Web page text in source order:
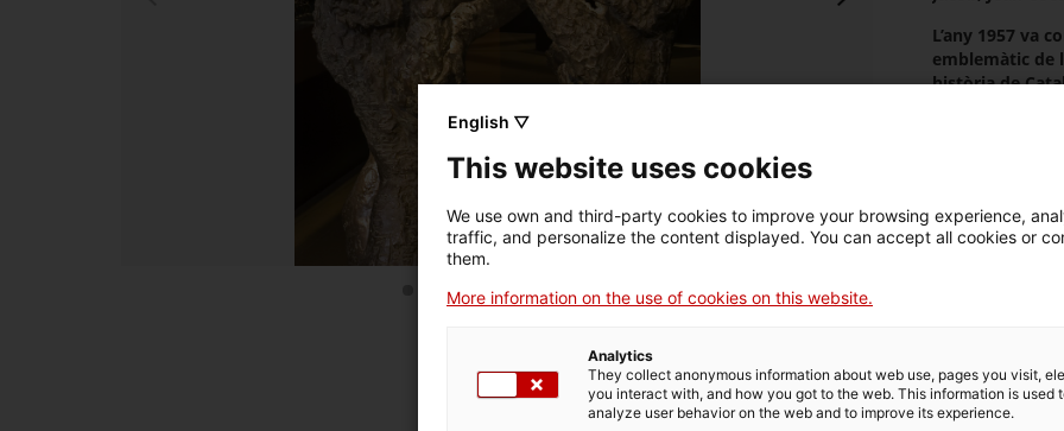
L’any 1957 va
emblemàtic de
història de
comencen a
amics que
a les
especialment
ciutat romana,
Tzara, Cécile
el seu veí
Fenosa va ser
La Fundació
Exhibition
English ▽
This website uses cookies
We use own and third-party cookies to improve your browsing experience,
traffic, and personalize the content displayed. You can accept all cookies or
them.
More information on the use of cookies on this website.
Analytics
They collect anonymous information about web use, pages you visit,
you interact with, and how you got to the web. This information is used
analyze user behavior on the web and to improve its experience.